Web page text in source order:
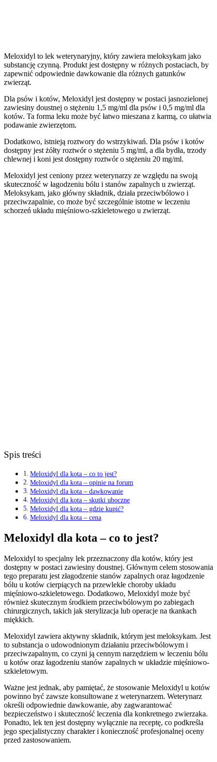
Meloxidyl to lek weterynaryjny, który zawiera meloksykam jako
substancję czynną. Produkt jest dostępny w różnych postaciach, by
zapewnić odpowiednie dawkowanie dla różnych gatunków
zwierząt.
Dla psów i kotów, Meloxidyl jest dostępny w postaci jasnozielonej
zawiesiny doustnej o stężeniu 1,5 mg/ml dla psów i 0,5 mg/ml dla
kotów. Ta forma leku może być łatwo mieszana z karmą, co ułatwia
podawanie zwierzętom.
Dodatkowo, istnieją roztwory do wstrzykiwań. Dla psów i kotów
dostępny jest żółty roztwór o stężeniu 5 mg/ml, a dla bydła, trzody
chlewnej i koni jest dostępny roztwór o stężeniu 20 mg/ml.
Meloxidyl jest ceniony przez weterynarzy ze względu na swoją
skuteczność w łagodzeniu bólu i stanów zapalnych u zwierząt.
Meloksykam, jako główny składnik, działa przeciwbólowo i
przeciwzapalnie, co może być szczególnie istotne w leczeniu
schorzeń układu mięśniowo-szkieletowego u zwierząt.
Spis treści
Meloxidyl dla kota – co to jest?
Meloxidyl dla kota – opinie na forum
Meloxidyl dla kota – dawkowanie
Meloxidyl dla kota – skutki uboczne
Meloxidyl dla kota – gdzie kupić?
Meloxidyl dla kota – cena
Meloxidyl dla kota – co to jest?
Meloxidyl to specjalny lek przeznaczony dla kotów, który jest
dostępny w postaci zawiesiny doustnej. Głównym celem stosowania
tego preparatu jest złagodzenie stanów zapalnych oraz łagodzenie
bólu u kotów cierpiących na przewlekłe choroby układu
mięśniowo-szkieletowego. Dodatkowo, Meloxidyl może być
również skutecznym środkiem przeciwbólowym po zabiegach
chirurgicznych, takich jak sterylizacja lub operacje na tkankach
miękkich.
Meloxidyl zawiera aktywny składnik, którym jest meloksykam. Jest
to substancja o udowodnionym działaniu przeciwbólowym i
przeciwzapalnym, co czyni ją cennym narzędziem w leczeniu bólu
u kotów oraz łagodzeniu stanów zapalnych w układzie mięśniowo-
szkieletowym.
Ważne jest jednak, aby pamiętać, że stosowanie Meloxidyl u kotów
powinno być zawsze konsultowane z weterynarzem. Weterynarz
określi odpowiednie dawkowanie, aby zagwarantować
bezpieczeństwo i skuteczność leczenia dla konkretnego zwierzaka.
Ponadto, lek ten jest dostępny wyłącznie na receptę, co podkreśla
jego specjalistyczny charakter i konieczność profesjonalnej oceny
przed zastosowaniem.